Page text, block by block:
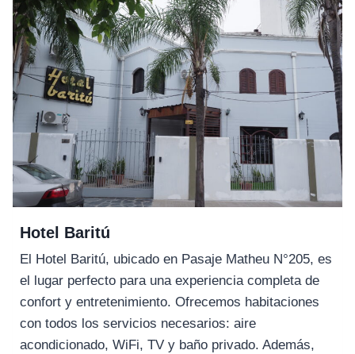
Hotel Baritú
El Hotel Baritú, ubicado en Pasaje Matheu N°205, es
el lugar perfecto para una experiencia completa de
confort y entretenimiento. Ofrecemos habitaciones
con todos los servicios necesarios: aire
acondicionado, WiFi, TV y baño privado. Además,